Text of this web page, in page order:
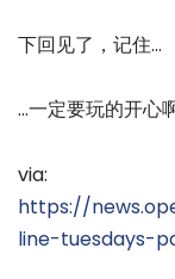
下回见了，记住…
…一定要玩的开心
via:
https://
line-tuesdays-